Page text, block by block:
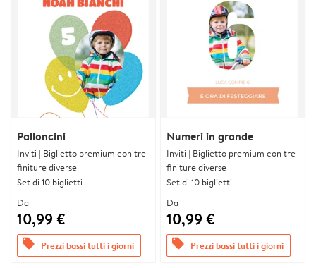
Palloncini
Inviti | Biglietto premium con tre
finiture diverse
Set di 10 biglietti
Da
10,99 €
offers Prezzi bassi tutti i giorni
Numeri in grande
Inviti | Biglietto premium con tre
finiture diverse
Set di 10 biglietti
Da
10,99 €
offers Prezzi bassi tutti i giorni